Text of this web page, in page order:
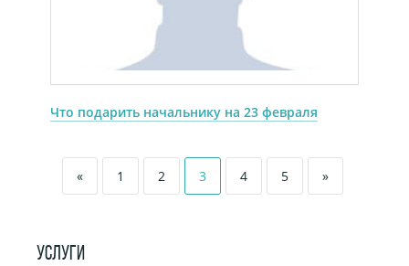
УСЛУГИ
Что подарить начальнику на 23 февраля
« 1 2 3 4 5 »